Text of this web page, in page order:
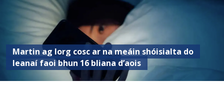
Martin ag lorg cosc ar na meáin shóisialta do
leanaí faoi bhun 16 bliana d’aois